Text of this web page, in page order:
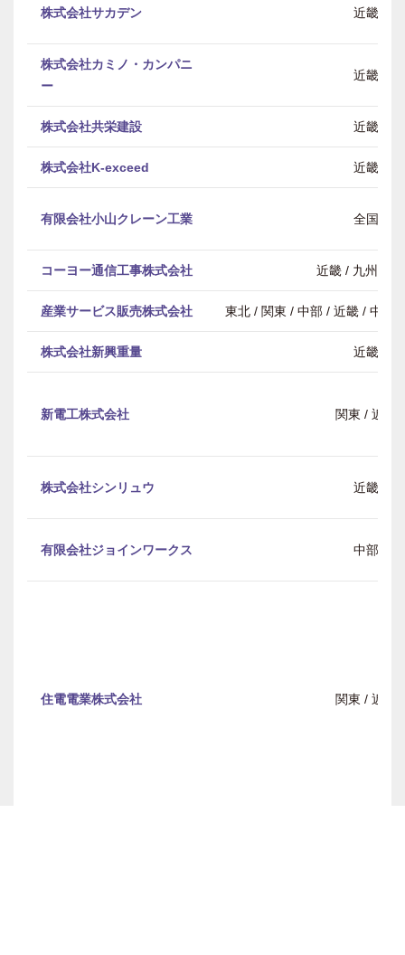
株式会社サカデン 近畿
株式会社カミノ・カンパニ
ー
近畿
株式会社共栄建設 近畿
株式会社K-exceed 近畿
有限会社小山クレーン工業 全国
コーヨー通信工事株式会社 近畿 / 九州・
産業サービス販売株式会社 東北 / 関東 / 中部 / 近畿 / 中国
株式会社新興重量 近畿
新電工株式会社 関東 / 近畿
株式会社シンリュウ 近畿
有限会社ジョインワークス 中部
住電電業株式会社 関東 / 近畿